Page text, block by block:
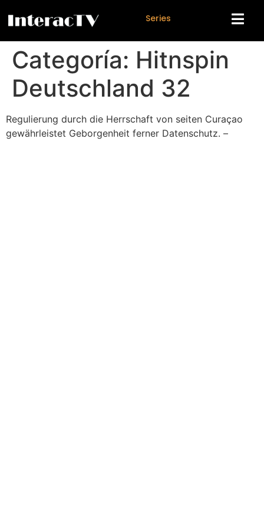
Series
Categoría: Hitnspin
Deutschland 32
Regulierung durch die Herrschaft von seiten Curaçao
gewährleistet Geborgenheit ferner Datenschutz. –